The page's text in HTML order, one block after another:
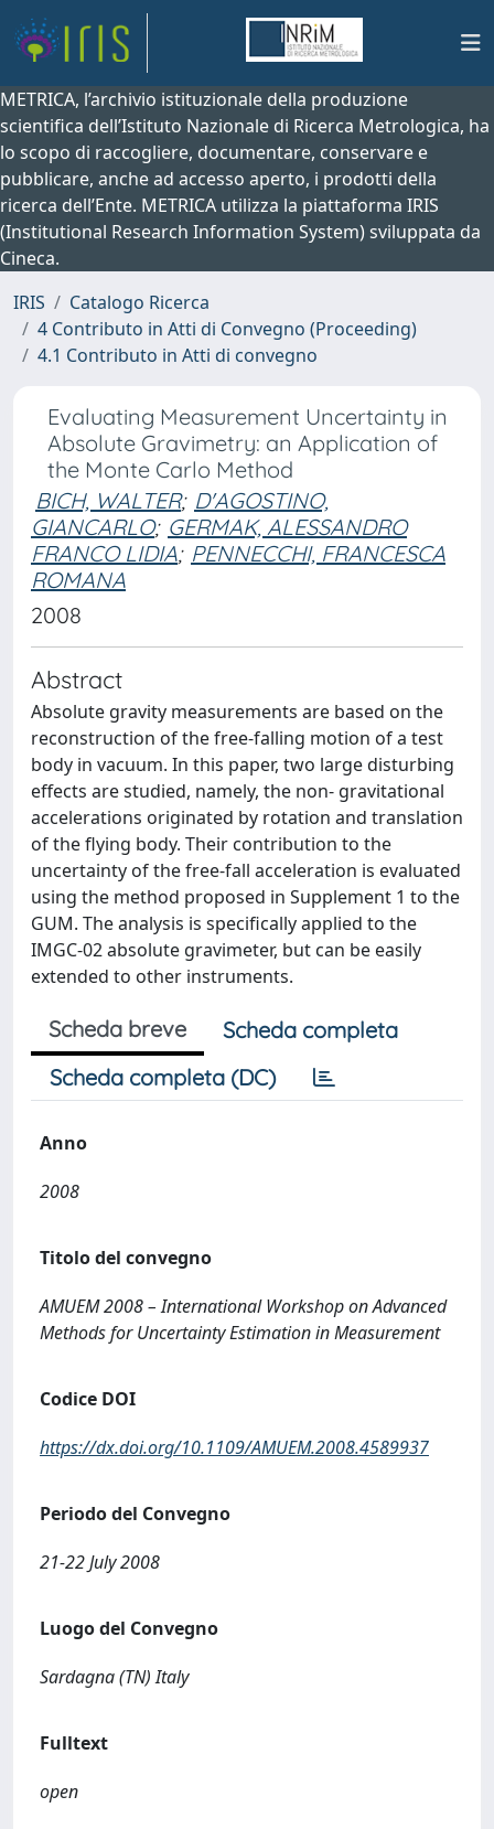
METRICA, l’archivio istituzionale della produzione
scientifica dell’Istituto Nazionale di Ricerca Metrologica, ha
lo scopo di raccogliere, documentare, conservare e
pubblicare, anche ad accesso aperto, i prodotti della
ricerca dell’Ente. METRICA utilizza la piattaforma IRIS
(Institutional Research Information System) sviluppata da
Cineca.
IRIS
Catalogo Ricerca
4 Contributo in Atti di Convegno (Proceeding)
4.1 Contributo in Atti di convegno
Evaluating Measurement Uncertainty in
Absolute Gravimetry: an Application of
the Monte Carlo Method
BICH, WALTER; D'AGOSTINO,
GIANCARLO; GERMAK, ALESSANDRO
FRANCO LIDIA; PENNECCHI, FRANCESCA
ROMANA
2008
Abstract
Absolute gravity measurements are based on the
reconstruction of the free-falling motion of a test
body in vacuum. In this paper, two large disturbing
effects are studied, namely, the non- gravitational
accelerations originated by rotation and translation
of the flying body. Their contribution to the
uncertainty of the free-fall acceleration is evaluated
using the method proposed in Supplement 1 to the
GUM. The analysis is specifically applied to the
IMGC-02 absolute gravimeter, but can be easily
extended to other instruments.
Scheda breve
Scheda completa
Scheda completa (DC)
Anno
2008
Titolo del convegno
AMUEM 2008 – International Workshop on Advanced
Methods for Uncertainty Estimation in Measurement
Codice DOI
https://dx.doi.org/10.1109/AMUEM.2008.4589937
Periodo del Convegno
21-22 July 2008
Luogo del Convegno
Sardagna (TN) Italy
Fulltext
open